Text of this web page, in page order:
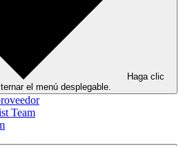
Haga clic
el menú desplegable.
Team